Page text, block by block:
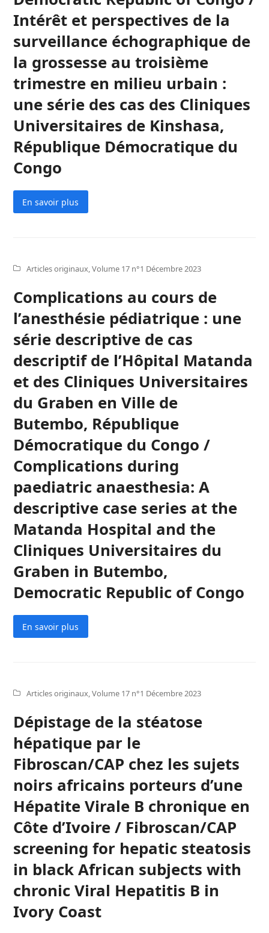
Intérêt et perspectives de la
surveillance échographique de
la grossesse au troisième
trimestre en milieu urbain :
une série des cas des Cliniques
Universitaires de Kinshasa,
République Démocratique du
Congo
En savoir plus
Articles originaux,Volume 17 n°1 Décembre 2023
Complications au cours de
l’anesthésie pédiatrique : une
série descriptive de cas
descriptif de l’Hôpital Matanda
et des Cliniques Universitaires
du Graben en Ville de
Butembo, République
Démocratique du Congo /
Complications during
paediatric anaesthesia: A
descriptive case series at the
Matanda Hospital and the
Cliniques Universitaires du
Graben in Butembo,
Democratic Republic of Congo
En savoir plus
Articles originaux,Volume 17 n°1 Décembre 2023
Dépistage de la stéatose
hépatique par le
Fibroscan/CAP chez les sujets
noirs africains porteurs d’une
Hépatite Virale B chronique en
Côte d’Ivoire / Fibroscan/CAP
screening for hepatic steatosis
in black African subjects with
chronic Viral Hepatitis B in
Ivory Coast